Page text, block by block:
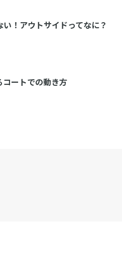
！アウトサイドってなに？
ートでの動き方